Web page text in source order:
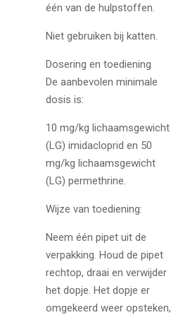
één van de hulpstoffen.
Niet gebruiken bij katten.
Dosering en toediening
De aanbevolen minimale
dosis is:
10 mg/kg lichaamsgewicht
(LG) imidacloprid en 50
mg/kg lichaamsgewicht
(LG) permethrine.
Wijze van toediening:
Neem één pipet uit de
verpakking. Houd de pipet
rechtop, draai en verwijder
het dopje. Het dopje er
omgekeerd weer opsteken,